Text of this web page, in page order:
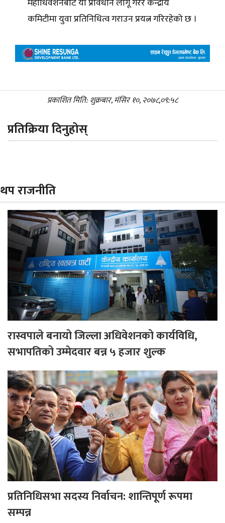
महाधिवेशनबाट यो प्रावधान लागू गरेर केन्द्रीय
कमिटीमा युवा प्रतिनिधित्व गराउन प्रयत्न गरिरहेको छ ।
प्रकाशित मिति: शुक्रबार, मंसिर १०, २०७८,०९:५८
प्रतिक्रिया दिनुहोस्
थप राजनीति
रास्वपाले बनायो जिल्ला अधिवेशनको कार्यविधि,
सभापतिको उम्मेदवार बन्न ५ हजार शुल्क
प्रतिनिधिसभा सदस्य निर्वाचन: शान्तिपूर्ण रूपमा
सम्पन्न